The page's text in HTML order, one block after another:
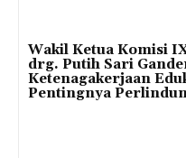
Wakil Ketua Komisi
drg. Putih Sari
Ketenagakerjaan
Pentingnya